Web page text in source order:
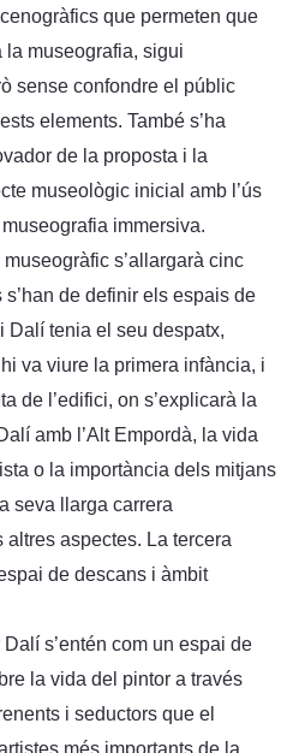
que permeten que
la museografia, sigui
sense confondre el públic
elements. També s’ha
de la proposta i la
museològic inicial amb l’ús
immersiva.
s’allargarà cinc
de definir els espais de
Dalí tenia el seu despatx,
hi va viure la primera infància, i
de l’edifici, on s’explicarà la
amb l’Alt Empordà, la vida
o la importància dels mitjans
seva llarga carrera
altres aspectes. La tercera
de descans i àmbit
s’entén com un espai de
la vida del pintor a través
i seductors que el